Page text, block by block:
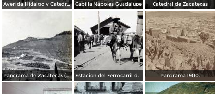
Avenida Hidalgo y Catedral de Zacatecas Capilla Nápoles Guadalupe Catedral de Zacatecas
Panorama de Zacatecas ( 1909 ). Estacion del Ferrocarril de Zacatecas ( 1909 ). Panorama 1900.